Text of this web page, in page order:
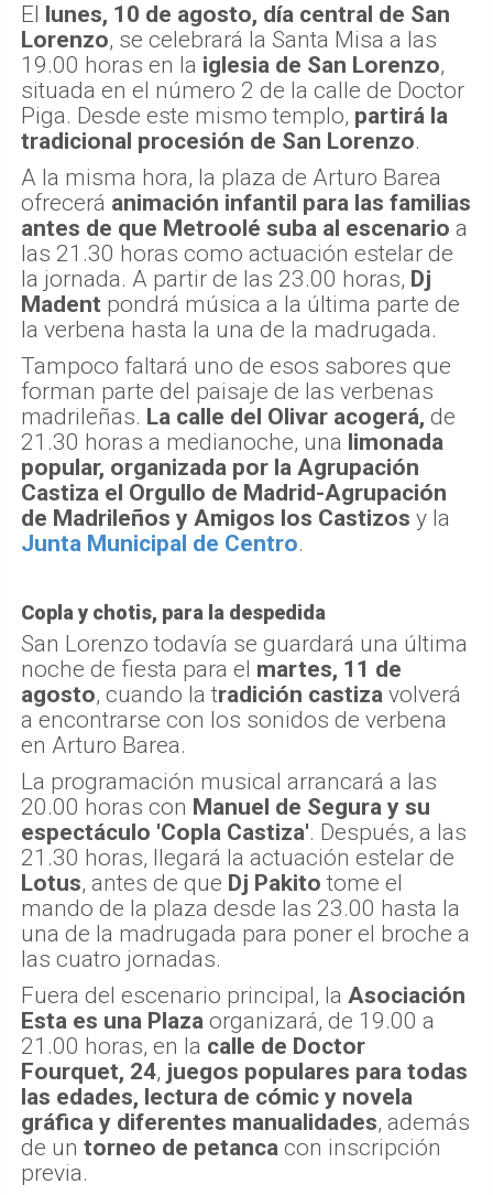
El lunes, 10 de agosto, día central de San
Lorenzo, se celebrará la Santa Misa a las
19.00 horas en la iglesia de San Lorenzo,
situada en el número 2 de la calle de Doctor
Piga. Desde este mismo templo, partirá la
tradicional procesión de San Lorenzo.
A la misma hora, la plaza de Arturo Barea
ofrecerá animación infantil para las familias
antes de que Metroolé suba al escenario a
las 21.30 horas como actuación estelar de
la jornada. A partir de las 23.00 horas, Dj
Madent pondrá música a la última parte de
la verbena hasta la una de la madrugada.
Tampoco faltará uno de esos sabores que
forman parte del paisaje de las verbenas
madrileñas. La calle del Olivar acogerá, de
21.30 horas a medianoche, una limonada
popular, organizada por la Agrupación
Castiza el Orgullo de Madrid-Agrupación
de Madrileños y Amigos los Castizos y la
Junta Municipal de Centro.
Copla y chotis, para la despedida
San Lorenzo todavía se guardará una última
noche de fiesta para el martes, 11 de
agosto, cuando la tradición castiza volverá
a encontrarse con los sonidos de verbena
en Arturo Barea.
La programación musical arrancará a las
20.00 horas con Manuel de Segura y su
espectáculo 'Copla Castiza'. Después, a las
21.30 horas, llegará la actuación estelar de
Lotus, antes de que Dj Pakito tome el
mando de la plaza desde las 23.00 hasta la
una de la madrugada para poner el broche a
las cuatro jornadas.
Fuera del escenario principal, la Asociación
Esta es una Plaza organizará, de 19.00 a
21.00 horas, en la calle de Doctor
Fourquet, 24, juegos populares para todas
las edades, lectura de cómic y novela
gráfica y diferentes manualidades, además
de un torneo de petanca con inscripción
previa.